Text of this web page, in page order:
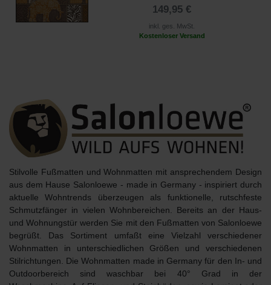
149,95 €
inkl. ges. MwSt.
Kostenloser Versand
Stilvolle Fußmatten und Wohnmatten mit ansprechendem Design
aus dem Hause Salonloewe - made in Germany- inspiriert durch
aktuelle Wohntrends überzeugen als funktionelle, rutschfeste
Schmutzfänger in vielen Wohnbereichen. Bereits an der Haus-
und Wohnungstür werden Sie mit den Fußmatten von Salonloewe
begrüßt. Das Sortiment umfaßt eine Vielzahl verschiedener
Wohnmatten in unterschiedlichen Größen und verschiedenen
Stilrichtungen. Die Wohnmatten made in Germany für den In- und
Outdoorbereich sindwaschbar bei 40° Grad in der